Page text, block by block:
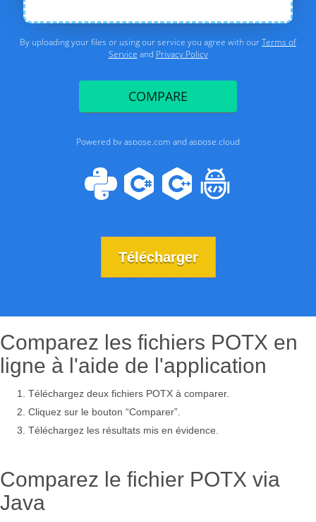
Télécharger
Comparez les fichiers POTX en
ligne à l'aide de l'application
Téléchargez deux fichiers POTX à comparer.
Cliquez sur le bouton “Comparer”.
Téléchargez les résultats mis en évidence.
Comparez le fichier POTX via
Java